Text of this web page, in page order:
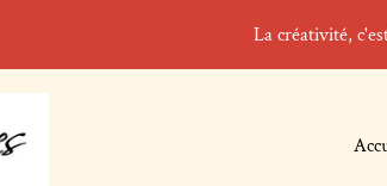
La créativité,